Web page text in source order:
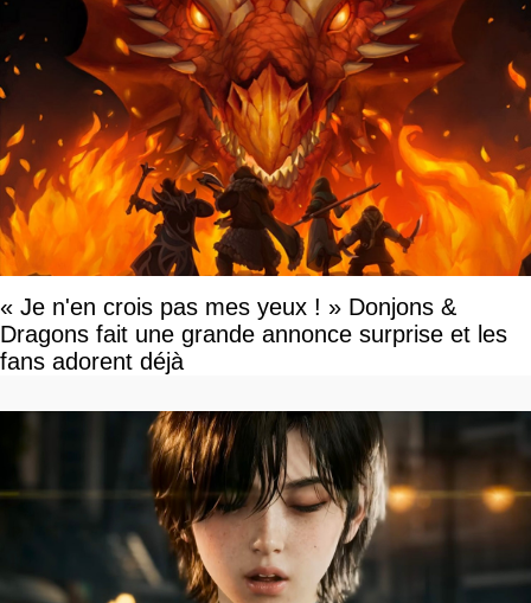
« Je n'en crois pas mes yeux ! » Donjons &
Dragons fait une grande annonce surprise et les
fans adorent déjà